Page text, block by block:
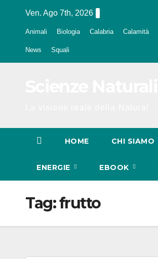
Ven. Ago 7th, 2026
Animali Biologia Calabria Calamità
News Squali
HOME CHI SIAMO
ENERGIE EBOOK
Tag:frutto